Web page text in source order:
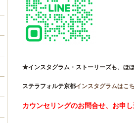
★インスタグラム・ストーリーズも、ほ
ステラフォルテ京都インスタグラムは
カウンセリングのお問合せ、お申